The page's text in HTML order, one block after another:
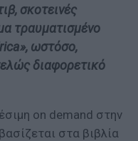
σκοτεινές
τραυματισμένο
ωστόσο,
διαφορετικό
on demand στην
στα βιβλία